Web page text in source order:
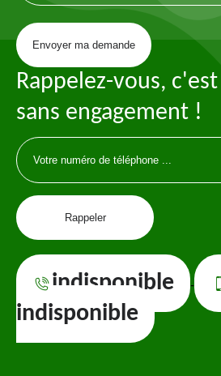
Rappelez-vous,
sans engagement !
indisponible -
indisponible